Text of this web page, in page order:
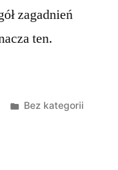
zagadnień
ten.
Posted
Bez kategorii